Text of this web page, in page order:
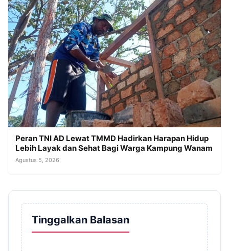
Peran TNI AD Lewat TMMD Hadirkan Harapan Hidup
Lebih Layak dan Sehat Bagi Warga Kampung Wanam
Agustus 5, 2026
Tinggalkan Balasan